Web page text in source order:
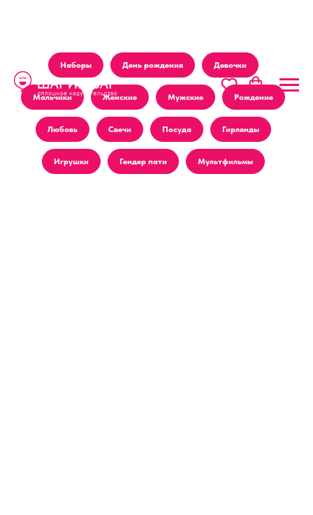
Наборы День рождения Девочки
Мальчики Женские Мужские Рождение
Любовь Свечи Посуда Гирлянды
Игрушки Гендер пати Мультфильмы